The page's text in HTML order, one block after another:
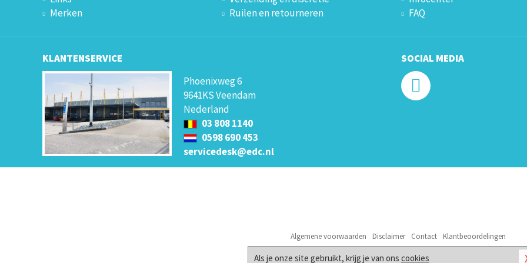
Merken
Ruilen en retourneren
FAQ
KLANTENSERVICE
Phoenixweg 6
9641KS Veendam
Nederland
03 808 1140
0598 690 453
servicedesk@edc.nl
SOCIAL MEDIA
Algemene voorwaarden Disclaimer Contact Klantbeoordelingen
© 2026Gay Shop
Als je onze site gebruikt, krijg je van ons cookies